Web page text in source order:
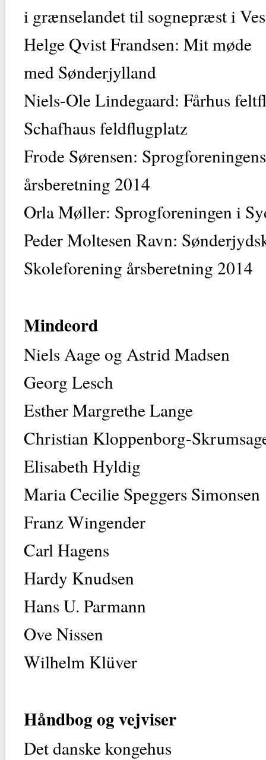
i grænselandet til sognepræst
Helge Qvist Frandsen: Mit møde
med
Niels-Ole Lindegaard: Fårhus
Schafhaus
Frode Sørensen: Sprogforeningens
årsberetning
Orla Møller:
Peder Moltesen Ravn:
Skoleforening
Mindeord
Niels Aage og
Georg
Esther
Christian Kloppenborg-
Elisabeth
Maria Cecilie Speggers
Franz
Carl
Hardy
Hans U.
Ove
Wilhelm
Håndbog og vejviser
Det danske